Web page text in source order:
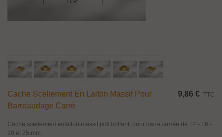
Cache Scellement En Laiton Massif Pour
Barreaudage Carré
9,86 € TTC
Cache scellement enlaiton massif poli brillant, pour barre carrée de 14 - 16 -
20 et 25 mm.